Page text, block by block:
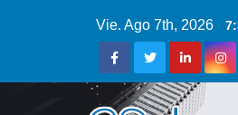
Vie. Ago 7th, 2026